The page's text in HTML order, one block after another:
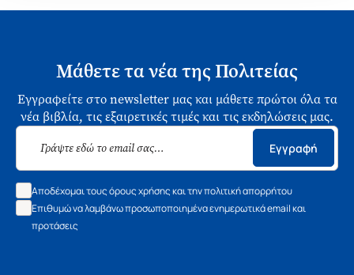
Μάθετε τα νέα της Πολιτείας
Εγγραφείτε στο newsletter μας και μάθετε πρώτοι όλα τα
νέα βιβλία, τις εξαιρετικές τιμές και τις εκδηλώσεις μας.
Εγγραφή
Αποδέχομαι τους όρους χρήσης και την πολιτική απορρήτου
Επιθυμώ να λαμβάνω προσωποποιημένα ενημερωτικά email και
προτάσεις